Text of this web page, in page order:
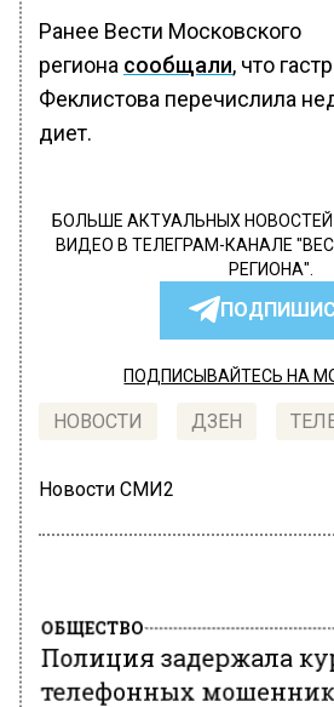
Ранее Вести Московского
региона сообщали, что
Феклистова перечислила
диет.
БОЛЬШЕ АКТУАЛЬНЫХ
ВИДЕО В ТЕЛЕГРАМ-КАНАЛЕ
РЕГИОНА".
ПОДПИСЫВАЙТЕСЬ НА
НОВОСТИ ДЗЕН
Новости СМИ2
ОБЩЕСТВО
Полиция задержала
телефонных